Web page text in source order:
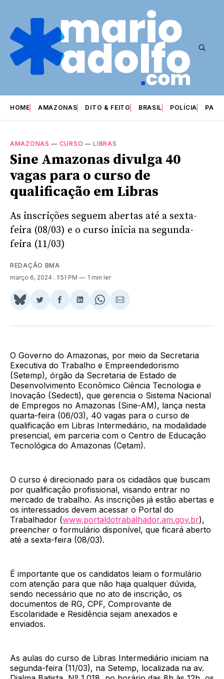
HOME AMAZONAS DITO & FEITO BRASIL POLÍCIA
AMAZONAS — CURSO —LIBRAS
Sine Amazonas divulga 40
vagas para o curso de
qualificação em Libras
As inscrições seguem abertas até a sexta-
feira (08/03) e o curso inicia na segunda-
feira (11/03)
REDAÇÃO BMA
março 6, 2024 . 1:51 PM 1 min ler
Share
BlueSky
Compartilhar
Twitter
Compartilhar
Facebook
Compartilhar
LinkedIn
Share
WhatsApp
Compartilhar
Email
O Governo do Amazonas, por meio da Secretaria
Executiva do Trabalho e Empreendedorismo
(Setemp), órgão da Secretaria de Estado de
Desenvolvimento Econômico Ciência Tecnologia e
Inovação (Sedecti), que gerencia o Sistema Nacional
de Empregos no Amazonas (Sine-AM), lança nesta
quarta-feira (06/03), 40 vagas para o curso de
qualificação em Libras Intermediário, na modalidade
presencial, em parceria com o Centro de Educação
Tecnológica do Amazonas (Cetam).
O curso é direcionado para os cidadãos que buscam
por qualificação profissional, visando entrar no
mercado de trabalho. As inscrições já estão abertas e
os interessados devem acessar o Portal do
Trabalhador (www.portaldotrabalhador.am.gov.br),
preencher o formulário disponível, que ficará aberto
até a sexta-feira (08/03).
É importante que os candidatos leiam o formulário
com atenção para que não haja qualquer dúvida,
sendo necessário que no ato de inscrição, os
documentos de RG, CPF, Comprovante de
Escolaridade e Residência sejam anexados e
enviados.
As aulas do curso de Libras Intermediário iniciam na
segunda-feira (11/03), na Setemp, localizada na av.